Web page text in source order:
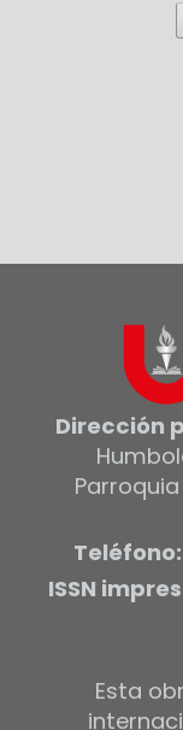
Dirección
Teléfono:
ISSN
Esta